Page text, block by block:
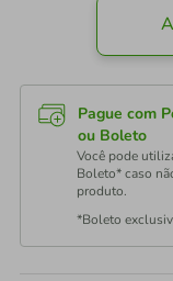
Pague com
ou Boleto
Você pode
Boleto* caso
produto.
*Boleto